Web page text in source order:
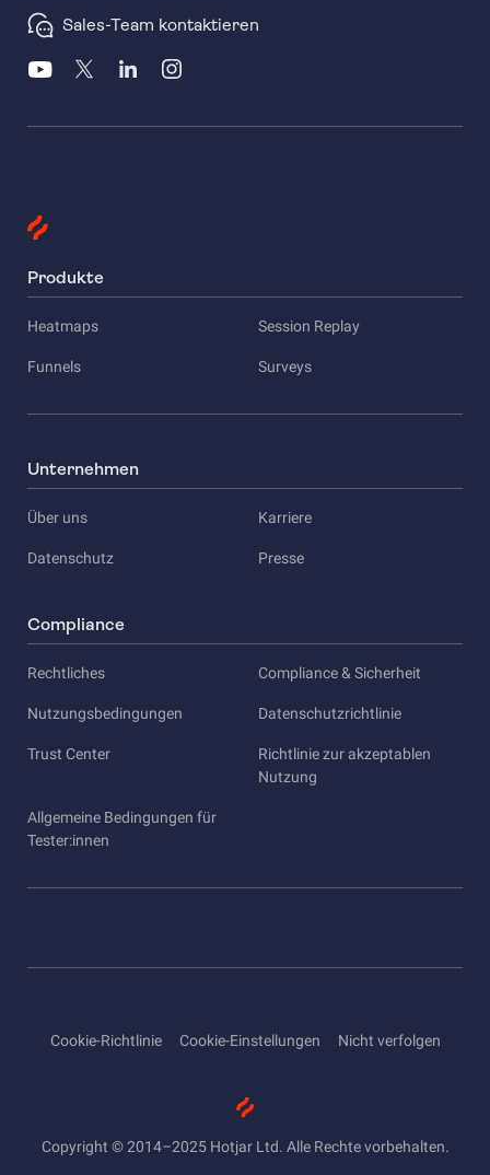
Sales-Team kontaktieren
Produkte
Heatmaps Session Replay
Funnels Surveys
Unternehmen
Über uns Karriere
Datenschutz Presse
Compliance
Rechtliches Compliance & Sicherheit
Nutzungsbedingungen Datenschutzrichtlinie
Trust Center
Richtlinie zur akzeptablen
Nutzung
Allgemeine Bedingungen für
Tester:innen
Copyright © 2014–2025 Hotjar Ltd. Alle Rechte vorbehalten.
Cookie-Richtlinie Cookie-Einstellungen Nicht verfolgen